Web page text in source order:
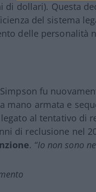
di dollari). Questa
del sistema
delle personalità
fu
mano armata e
legato al tentativo di
di reclusione nel
. “Io non sono